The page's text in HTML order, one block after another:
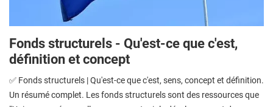
Fonds structurels - Qu'est-ce que c'est,
définition et concept
✅ Fonds structurels | Qu'est-ce que c'est, sens, concept et définition.
Un résumé complet. Les fonds structurels sont des ressources que